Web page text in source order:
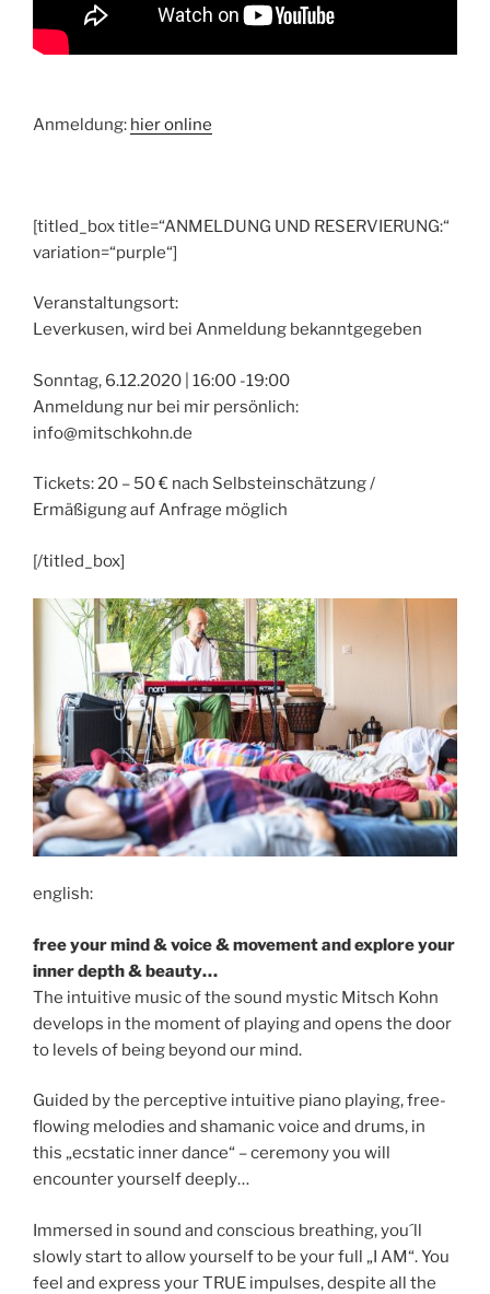
Anmeldung: hier online
[titled_box title=“ANMELDUNG UND RESERVIERUNG:“
variation=“purple“]
Veranstaltungsort:
Leverkusen, wird bei Anmeldung bekanntgegeben
Sonntag, 6.12.2020 | 16:00 -19:00
Anmeldung nur bei mir persönlich:
info@mitschkohn.de
Tickets: 20 – 50 € nach Selbsteinschätzung /
Ermäßigung auf Anfrage möglich
[/titled_box]
english:
free your mind & voice & movement and explore your
inner depth & beauty…
The intuitive music of the sound mystic Mitsch Kohn
develops in the moment of playing and opens the door
to levels of being beyond our mind.
Guided by the perceptive intuitive piano playing, free-
flowing melodies and shamanic voice and drums, in
this „ecstatic inner dance“ – ceremony you will
encounter yourself deeply…
Immersed in sound and conscious breathing, you´ll
slowly start to allow yourself to be your full „I AM“. You
feel and express your TRUE impulses, despite all the